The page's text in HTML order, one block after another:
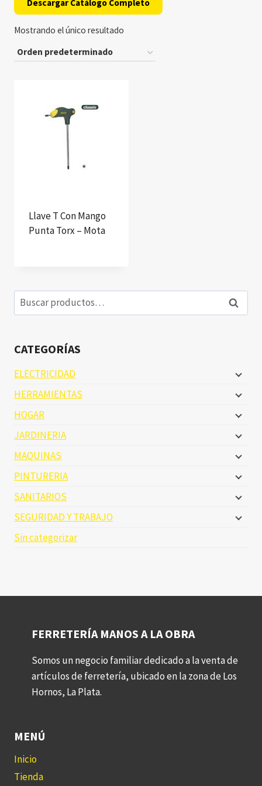
Descargar Catálogo Completo
Mostrando el único resultado
Llave T Con Mango
Punta Torx – Mota
Buscar
por:
Buscar
CATEGORÍAS
ELECTRICIDAD
HERRAMIENTAS
HOGAR
JARDINERIA
MAQUINAS
PINTURERIA
SANITARIOS
SEGURIDAD Y TRABAJO
Sin categorizar
FERRETERÍA MANOS A LA OBRA
Somos un negocio familiar dedicado a la venta de
artículos de ferretería, ubicado en la zona de Los
Hornos, La Plata.
MENÚ
Inicio
Tienda